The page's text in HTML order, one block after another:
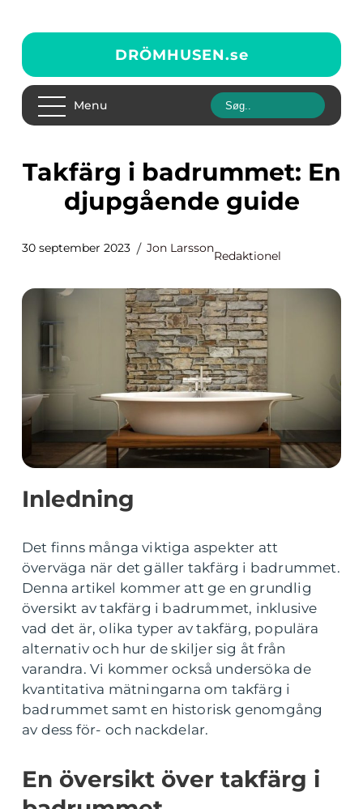
DRÖMHUSEN.se
Menu
Takfärg i badrummet: En
djupgående guide
30 september 2023 Jon Larsson
Redaktionel
Inledning
Det finns många viktiga aspekter att
överväga när det gäller takfärg i badrummet.
Denna artikel kommer att ge en grundlig
översikt av takfärg i badrummet, inklusive
vad det är, olika typer av takfärg, populära
alternativ och hur de skiljer sig åt från
varandra. Vi kommer också undersöka de
kvantitativa mätningarna om takfärg i
badrummet samt en historisk genomgång
av dess för- och nackdelar.
En översikt över takfärg i